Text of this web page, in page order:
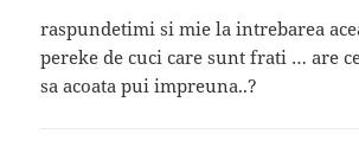
raspundetimi si mie la intrebarea
pereke de cuci care sunt frati … are
sa acoata pui impreuna..?